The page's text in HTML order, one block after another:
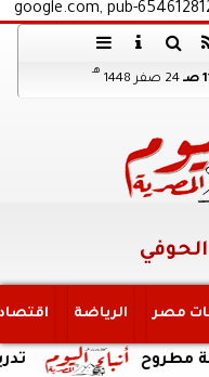
google.com, pub-
24 صفر 1448
هـ
مصر الرياضة
تدريبات